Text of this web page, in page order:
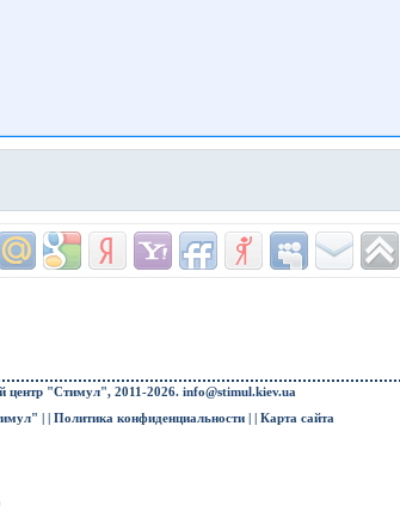
центр "Стимул", 2011-2026. info@stimul.kiev.ua
| | Политика конфиденциальности| | Карта сайта